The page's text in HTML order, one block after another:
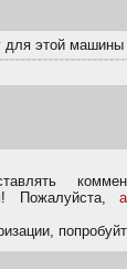
для этой машины
Пожалуйста,